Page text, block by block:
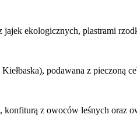
jajek ekologicznych, plastrami
podawana z pieczoną
z owoców leśnych oraz